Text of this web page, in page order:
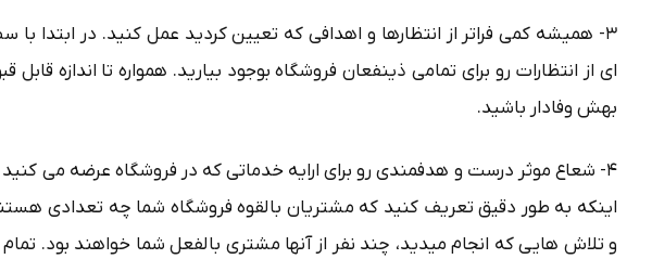
۳- همیشه کمی فراتر از انتظارها و اهدافی که تعیین کردید عمل کنید. در ابتدا با
ای از انتظارات رو برای تمامی ذینفعان فروشگاه بوجود بیارید. همواره تا اندازه قابل
بهش وفادار باشید.
۴- شعاع موثر درست و هدفمندی رو برای ارایه خدماتی که در فروشگاه عرضه می
اینکه به طور دقیق تعریف کنید که مشتریان بالقوه فروشگاه شما چه تعدادی
و تلاش هایی که انجام میدید، چند نفر از آنها مشتری بالفعل شما خواهند بود.